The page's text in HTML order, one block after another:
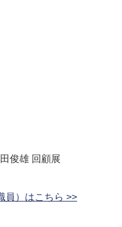
俊雄 回顧展
員）はこちら >>